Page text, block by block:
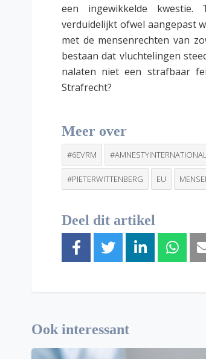
een ingewikkelde kwestie.
verduidelijkt ofwel aangepast
met de mensenrechten van
bestaan dat vluchtelingen
nalaten niet een strafbaar
Strafrecht?
Meer over
#6EVRM
#PIETERWITTENBERG EU
Deel dit artikel
Ook interessant